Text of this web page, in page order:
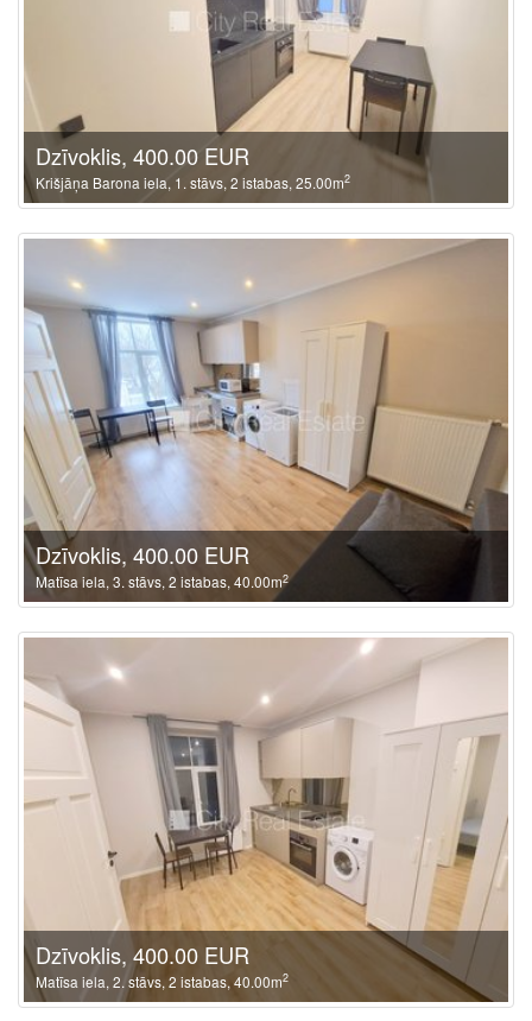
Dzīvoklis, 400.00 EUR
Krišjāņa Barona iela, 1. stāvs, 2 istabas, 25.00m2
Dzīvoklis, 400.00 EUR
Matīsa iela, 3. stāvs, 2 istabas, 40.00m2
Dzīvoklis, 400.00 EUR
Matīsa iela, 2. stāvs, 2 istabas, 40.00m2